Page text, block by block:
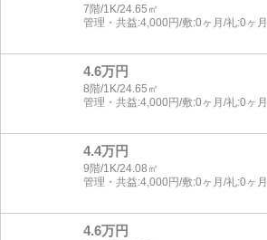
7階/1K/24.65㎡
管理・共益:4,000円/敷:0ヶ月/礼:0ヶ月
4.6万円
8階/1K/24.65㎡
管理・共益:4,000円/敷:0ヶ月/礼:0ヶ月
4.4万円
9階/1K/24.08㎡
管理・共益:4,000円/敷:0ヶ月/礼:0ヶ月
4.6万円